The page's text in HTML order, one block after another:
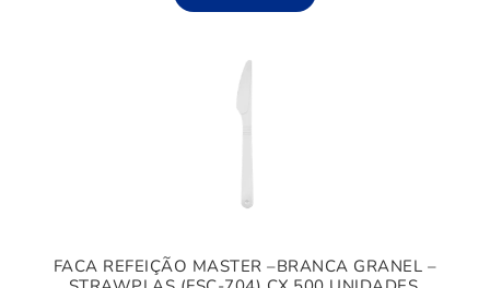
FACA REFEIÇÃO MASTER –BRANCA GRANEL –